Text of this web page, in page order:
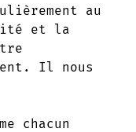
au
et la
Il nous
chacun